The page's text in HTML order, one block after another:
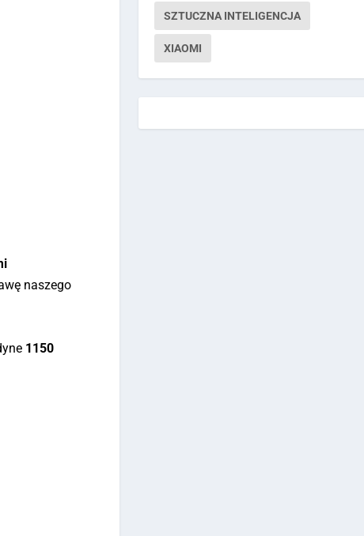
naszego
1150
SZTUCZNA INTELIGENCJA
XIAOMI